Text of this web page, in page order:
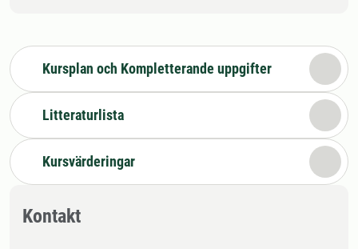
Kursplan och Kompletterande uppgifter
Litteraturlista
Kursvärderingar
Kontakt